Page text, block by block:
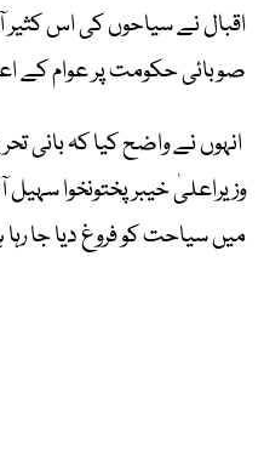
اقبال نے سیاحوں کی اس
صوبائی حکومت پر عوام کے
انہوں نے واضح کیا کہ بانی
وزیراعلیٰ خیبرپختونخوا
میں سیاحت کو فروغ دیا جا